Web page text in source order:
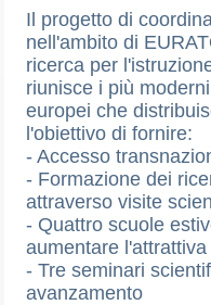
Il progetto di
nell'ambito di
ricerca per
riunisce i più
europei che
l'obiettivo di fornire:
- Accesso
- Formazione dei
attraverso visite
- Quattro scuole
aumentare
- Tre seminari
avanzamento